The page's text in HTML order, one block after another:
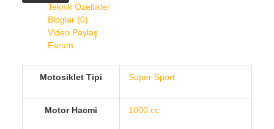
Teknik Özellikler
Bloglar (0)
Video Paylaş
Forum
Motosiklet Tipi Super Sport
Motor Hacmi 1000 cc